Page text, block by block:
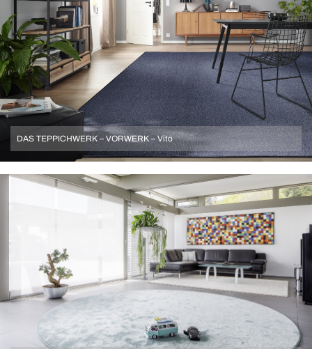
DAS TEPPICHWERK – VORWERK – Vito